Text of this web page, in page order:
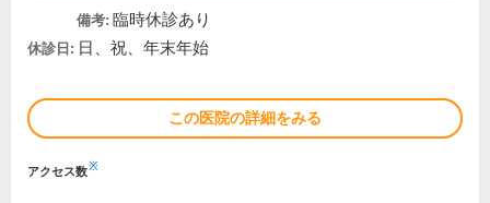
備考: 臨時休診あり
休診日: 日、祝、年末年始
この医院の詳細をみる
アクセス数※